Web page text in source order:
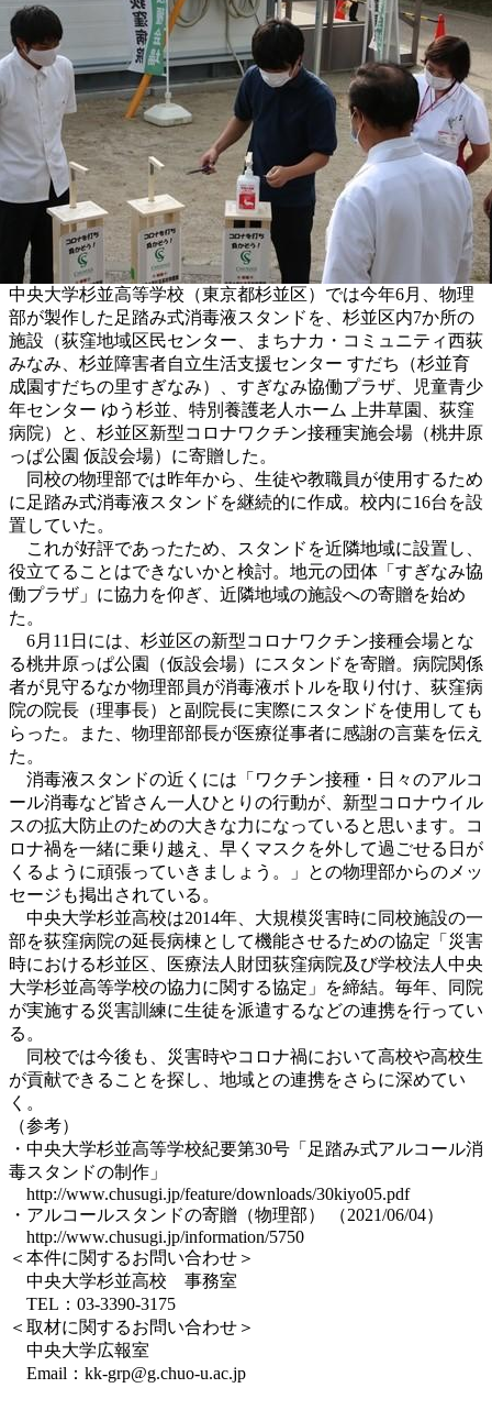
中央大学杉並高等学校（東京都杉並区）では今年6月、物理
部が製作した足踏み式消毒液スタンドを、杉並区内7か所の
施設（荻窪地域区民センター、まちナカ・コミュニティ西荻
みなみ、杉並障害者自立生活支援センター すだち（杉並育
成園すだちの里すぎなみ）、すぎなみ協働プラザ、児童青少
年センター ゆう杉並、特別養護老人ホーム 上井草園、荻窪
病院）と、杉並区新型コロナワクチン接種実施会場（桃井原
っぱ公園 仮設会場）に寄贈した。
同校の物理部では昨年から、生徒や教職員が使用するため
に足踏み式消毒液スタンドを継続的に作成。校内に16台を設
置していた。
これが好評であったため、スタンドを近隣地域に設置し、
役立てることはできないかと検討。地元の団体「すぎなみ協
働プラザ」に協力を仰ぎ、近隣地域の施設への寄贈を始め
た。
6月11日には、杉並区の新型コロナワクチン接種会場とな
る桃井原っぱ公園（仮設会場）にスタンドを寄贈。病院関係
者が見守るなか物理部員が消毒液ボトルを取り付け、荻窪病
院の院長（理事長）と副院長に実際にスタンドを使用しても
らった。また、物理部部長が医療従事者に感謝の言葉を伝え
た。
消毒液スタンドの近くには「ワクチン接種・日々のアルコ
ール消毒など皆さん一人ひとりの行動が、新型コロナウイル
スの拡大防止のための大きな力になっていると思います。コ
ロナ禍を一緒に乗り越え、早くマスクを外して過ごせる日が
くるように頑張っていきましょう。」との物理部からのメッ
セージも掲出されている。
中央大学杉並高校は2014年、大規模災害時に同校施設の一
部を荻窪病院の延長病棟として機能させるための協定「災害
時における杉並区、医療法人財団荻窪病院及び学校法人中央
大学杉並高等学校の協力に関する協定」を締結。毎年、同院
が実施する災害訓練に生徒を派遣するなどの連携を行ってい
る。
同校では今後も、災害時やコロナ禍において高校や高校生
が貢献できることを探し、地域との連携をさらに深めてい
く。
（参考）
・中央大学杉並高等学校紀要第30号「足踏み式アルコール消
毒スタンドの制作」
http://www.chusugi.jp/feature/downloads/30kiyo05.pdf
・アルコールスタンドの寄贈（物理部） （2021/06/04）
http://www.chusugi.jp/information/5750
＜本件に関するお問い合わせ＞
中央大学杉並高校 事務室
TEL：03-3390-3175
＜取材に関するお問い合わせ＞
中央大学広報室
Email：kk-grp@g.chuo-u.ac.jp